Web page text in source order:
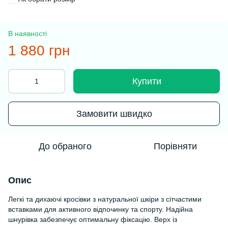
В наявності
1 880 грн
Купити
Замовити швидко
До обраного Порівняти
Опис
Легкі та дихаючі кросівки з натуральної шкіри з сітчастими
вставками для активного відпочинку та спорту. Надійна
шнурівка забезпечує оптимальну фіксацію. Верх із